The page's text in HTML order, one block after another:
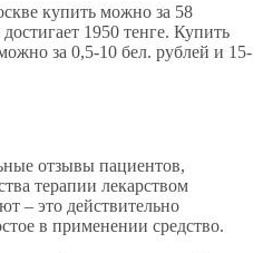
купить можно за 58
1950 тенге. Купить
за 0,5-10 бел. рублей и 15-
отзывы пациентов,
терапии лекарством
– это действительно
в применении средство.